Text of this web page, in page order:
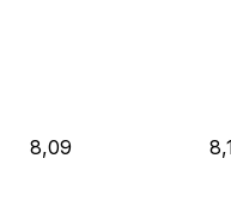
8,09